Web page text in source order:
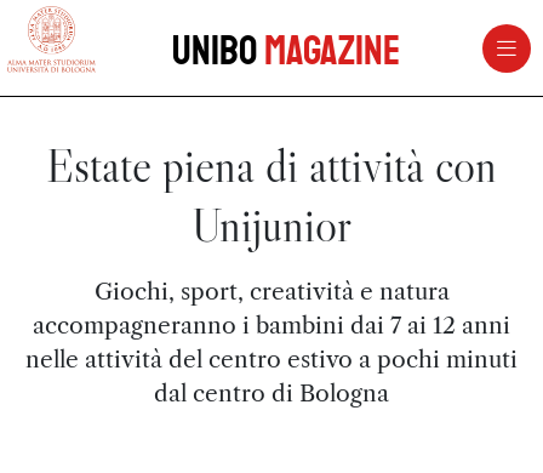
vai al contenuto della pagina
UniboMagazine
Estate piena di attività con
Unijunior
Giochi, sport, creatività e natura
accompagneranno i bambini dai 7 ai 12 anni
nelle attività del centro estivo a pochi minuti
dal centro di Bologna